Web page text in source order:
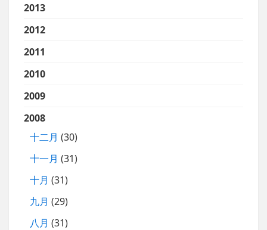
2013
2012
2011
2010
2009
2008
十二月 (30)
十一月 (31)
十月 (31)
九月 (29)
八月 (31)